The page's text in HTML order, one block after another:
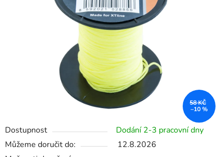
Dostupnost
Dodání 2-3 pracovní dny
Můžeme doručit do:
12.8.2026
58 KČ
–10 %